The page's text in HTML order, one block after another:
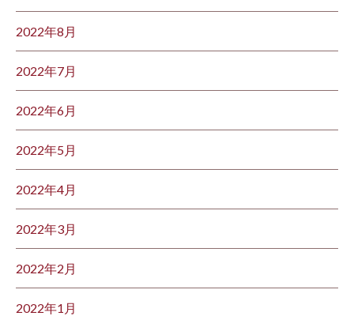
2022年8月
2022年7月
2022年6月
2022年5月
2022年4月
2022年3月
2022年2月
2022年1月